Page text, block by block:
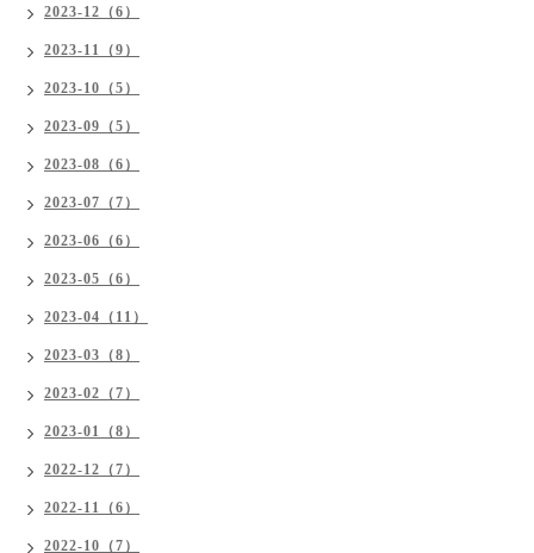
2023-12（6）
2023-11（9）
2023-10（5）
2023-09（5）
2023-08（6）
2023-07（7）
2023-06（6）
2023-05（6）
2023-04（11）
2023-03（8）
2023-02（7）
2023-01（8）
2022-12（7）
2022-11（6）
2022-10（7）